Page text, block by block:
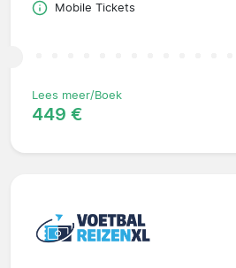
Mobile Tickets
Lees meer/Boek
449 €